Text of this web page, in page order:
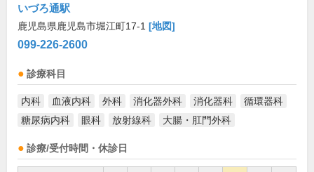
いづろ通駅
鹿児島県鹿児島市堀江町17-1 [地図]
099-226-2600
診療科目
内科 血液内科 外科 消化器外科 消化器科
循環器科
糖尿病内科
眼科 放射線科 大腸・肛門外科
診療/受付時間・休診日